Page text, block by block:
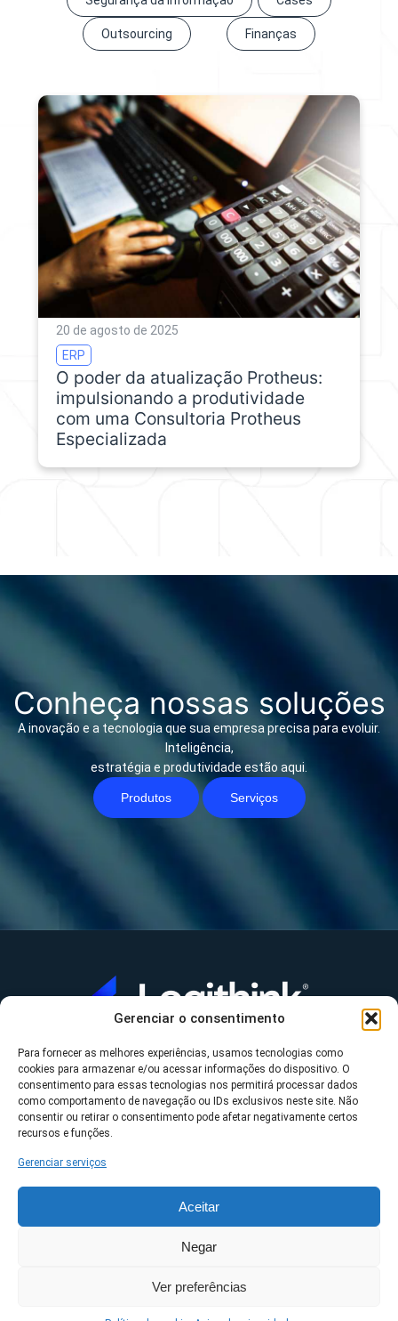
Gerenciar o consentimento
Para fornecer as melhores experiências, usamos tecnologias como
cookies para armazenar e/ou acessar informações do dispositivo. O
consentimento para essas tecnologias nos permitirá processar dados
como comportamento de navegação ou IDs exclusivos neste site. Não
consentir ou retirar o consentimento pode afetar negativamente certos
recursos e funções.
Gerenciar serviços
Aceitar
Negar
Ver preferências
Outsourcing Finanças
20 de agosto de 2025
ERP
O poder da atualização Protheus:
impulsionando a produtividade
com uma Consultoria Protheus
Especializada
Conheça nossas soluções
A inovação e a tecnologia que sua empresa precisa para evoluir.
Inteligência,
estratégia e produtividade estão aqui.
Produtos Serviços
A Logithink
O que fazemos
Contato
*Datasul, Fluig, Protheus, RM e TOTVS são uma
direitos reservados.Políticas de privacidade